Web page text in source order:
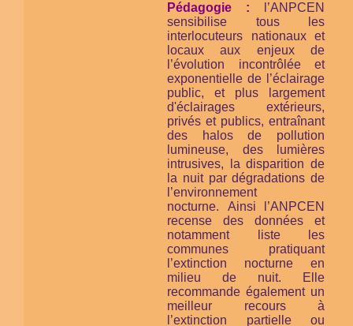
Pédagogie :
l’ANPCEN
sensibilise tous les
interlocuteurs nationaux et
locaux aux enjeux de
l’évolution incontrôlée et
exponentielle de l’éclairage
public, et plus largement
d'éclairages extérieurs,
privés et publics, entraînant
des halos de pollution
lumineuse, des lumières
intrusives, la disparition de
la nuit par dégradations de
l’environnement
nocturne. Ainsi l’ANPCEN
recense des données et
notamment liste les
communes pratiquant
l’extinction nocturne en
milieu de nuit. Elle
recommande également un
meilleur recours à
l’extinction partielle ou